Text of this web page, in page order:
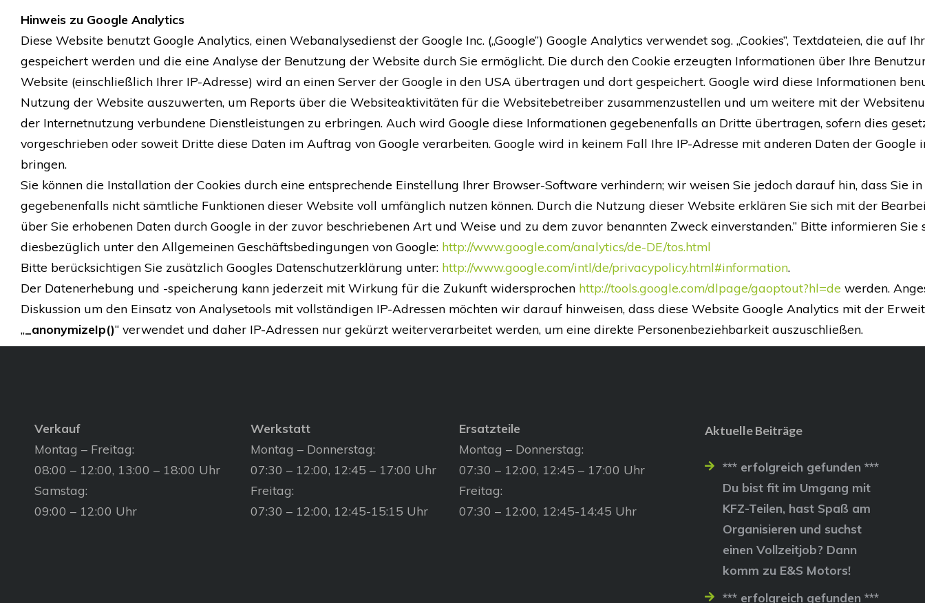
Hinweis zu Google Analytics
Diese Website benutzt Google Analytics, einen Webanalysedienst der Google Inc. („Google”) Google Analytics verwendet sog. „Cookies”, Textdateien, die auf
gespeichert werden und die eine Analyse der Benutzung der Website durch Sie ermöglicht. Die durch den Cookie erzeugten Informationen über Ihre
Website (einschließlich Ihrer IP-Adresse) wird an einen Server der Google in den USA übertragen und dort gespeichert. Google wird diese Informationen
Nutzung der Website auszuwerten, um Reports über die Websiteaktivitäten für die Websitebetreiber zusammenzustellen und um weitere mit der
der Internetnutzung verbundene Dienstleistungen zu erbringen. Auch wird Google diese Informationen gegebenenfalls an Dritte übertragen, sofern dies
vorgeschrieben oder soweit Dritte diese Daten im Auftrag von Google verarbeiten. Google wird in keinem Fall Ihre IP-Adresse mit anderen Daten der Google
bringen.
Sie können die Installation der Cookies durch eine entsprechende Einstellung Ihrer Browser-Software verhindern; wir weisen Sie jedoch darauf hin, dass Sie
gegebenenfalls nicht sämtliche Funktionen dieser Website voll umfänglich nutzen können. Durch die Nutzung dieser Website erklären Sie sich mit der
über Sie erhobenen Daten durch Google in der zuvor beschriebenen Art und Weise und zu dem zuvor benannten Zweck einverstanden.” Bitte informieren Sie
diesbezüglich unter den Allgemeinen Geschäftsbedingungen von Google: http://www.google.com/analytics/de-DE/tos.html
Bitte berücksichtigen Sie zusätzlich Googles Datenschutzerklärung unter: http://www.google.com/intl/de/privacypolicy.html#information.
Der Datenerhebung und -speicherung kann jederzeit mit Wirkung für die Zukunft widersprochen http://tools.google.com/dlpage/gaoptout?hl=de werden.
Diskussion um den Einsatz von Analysetools mit vollständigen IP-Adressen möchten wir darauf hinweisen, dass diese Website Google Analytics mit der
„_anonymizeIp()“ verwendet und daher IP-Adressen nur gekürzt weiterverarbeitet werden, um eine direkte Personenbeziehbarkeit auszuschließen.
Verkauf
Montag – Freitag:
08:00 – 12:00, 13:00 – 18:00 Uhr
Samstag:
09:00 – 12:00 Uhr
Werkstatt
Montag – Donnerstag:
07:30 – 12:00, 12:45 – 17:00 Uhr
Freitag:
07:30 – 12:00, 12:45-15:15 Uhr
Ersatzteile
Montag – Donnerstag:
07:30 – 12:00, 12:45 – 17:00 Uhr
Freitag:
07:30 – 12:00, 12:45-14:45 Uhr
Aktuelle Beiträge
*** erfolgreich gefunden ***
Du bist fit im Umgang mit
KFZ-Teilen, hast Spaß am
Organisieren und suchst
einen Vollzeitjob? Dann
komm zu E&S Motors!
*** erfolgreich gefunden ***